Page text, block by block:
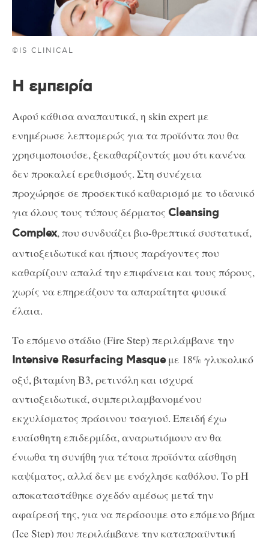
©IS CLINICAL
Η εμπειρία
Αφού κάθισα αναπαυτικά, η skin expert με
ενημέρωσε λεπτομερώς για τα προϊόντα που θα
χρησιμοποιούσε, ξεκαθαρίζοντάς μου ότι κανένα
δεν προκαλεί ερεθισμούς. Στη συνέχεια
προχώρησε σε προσεκτικό καθαρισμό με το ιδανικό
για όλους τους τύπους δέρματος Cleansing
Complex, που συνδυάζει βιο-θρεπτικά συστατικά,
αντιοξειδωτικά και ήπιους παράγοντες που
καθαρίζουν απαλά την επιφάνεια και τους πόρους,
χωρίς να επηρεάζουν τα απαραίτητα φυσικά
έλαια.
Το επόμενο στάδιο (FireStep) περιλάμβανε την
Intensive Resurfacing Masqueμε 18% γλυκολικό
οξύ, βιταμίνη Β3, ρετινόλη και ισχυρά
αντιοξειδωτικά, συμπεριλαμβανομένου
εκχυλίσματος πράσινου τσαγιού. Επειδή έχω
ευαίσθητη επιδερμίδα, αναρωτιόμουν αν θα
ένιωθα τη συνήθη για τέτοια προϊόντα αίσθηση
καψίματος, αλλά δεν με ενόχλησε καθόλου. ΤοpH
αποκαταστάθηκε σχεδόν αμέσως μετά την
αφαίρεσή της, για να περάσουμε στο επόμενο βήμα
(IceStep) που περιλάμβανε την καταπραϋντική